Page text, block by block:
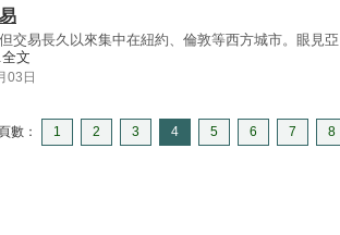
交易長久以來集中在紐約、倫敦等西方城市。眼見亞
全文
03日
數： 1 2 3 4 5 6 7 8